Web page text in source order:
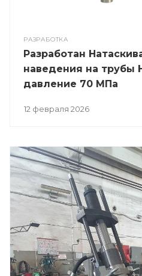
РАЗРАБОТКА
Разработан
наведения на трубы
давление 70 МПа
12 февраля 2026